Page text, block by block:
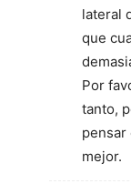
lateral
que
Por
tanto,
pensar
mejor.